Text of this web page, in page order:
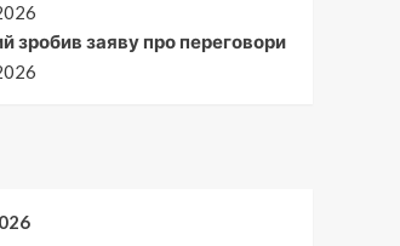
зробив заяву про переговори